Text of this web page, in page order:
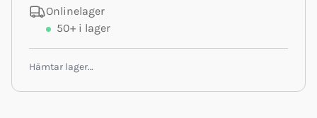
Onlinelager
50+ i lager
Hämtar lager…